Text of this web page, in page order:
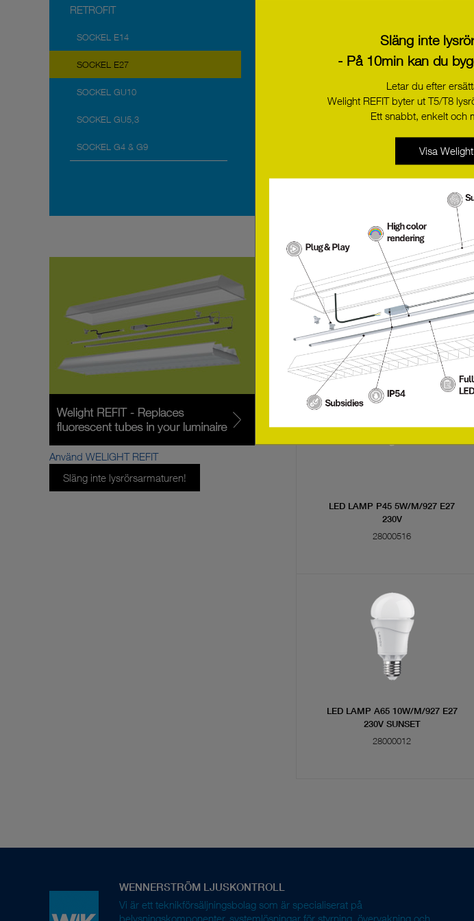
RETROFIT
SOCKEL E14
SOCKEL E27
SOCKEL GU10
SOCKEL GU5,3
SOCKEL G4 & G9
LED LAMP G95 10W/M/927 E27
230V D-CL
LED LAMP A60 10W/M/927 E27
230V
28000283
LED LAMP P45 5W/M/927 E27
230V
28000516
LED LAMP A65 10W/M/927 E27
230V SUNSET
28000012
Använd WELIGHT REFIT
Släng inte lysrörsarmaturen!
Vi är ett teknikförsäljningsbolag som är specialiserat på
belysningskomponenter, systemlösningar för styrning, övervakning och
Släng inte
- På 10min kan du
Letar du efter
Welight REFIT byter ut T5/T8
Ett snabbt, enkelt och
Visa